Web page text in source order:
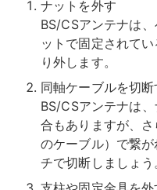
アンテナの種類は、ほか
コーンアンテナ
根上に設置されている
テレビアンテナ